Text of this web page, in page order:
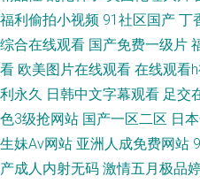
秀秀 九九重口味视频 欧洲肥婆a级网
色色 91视频专区 岛国搬运123 日韩
韩黄AA免费 三级日本黑人 午夜香蕉
福利偷拍小视频 91社区国产 丁
综合在线观看 国产免费一级片
看 欧美图片在线观看 在线观看
利永久 日韩中文字幕观看 足交
色3级抢网站 国产一区二区 日
生妹Av网站 亚洲人成免费网站
产成人内射无码 激情五月极品